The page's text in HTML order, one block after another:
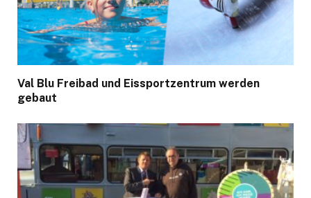
Val Blu Freibad und Eissportzentrum werden
gebaut